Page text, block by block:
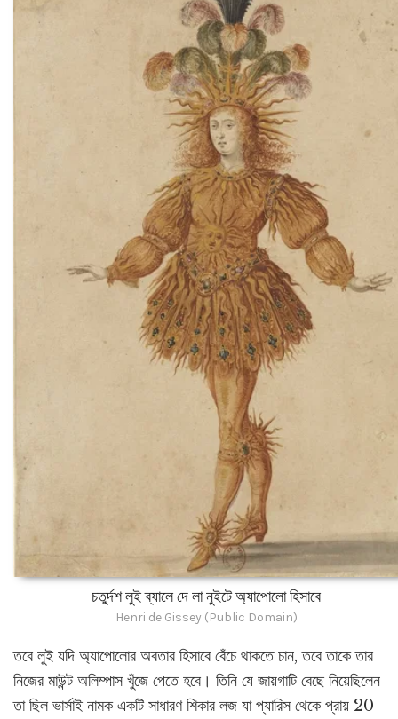
চতুর্দশ লুই ব্যালে দে লা নুইটে অ্যাপোলো হিসাবে
Henri de Gissey (Public Domain)
তবে লুই যদি অ্যাপোলোর অবতার হিসাবে বেঁচে থাকতে চান, তবে তাকে তার
নিজের মাউন্ট অলিম্পাস খুঁজে পেতে হবে। তিনি যে জায়গাটি বেছে নিয়েছিলেন
তা ছিল ভার্সাই নামক একটি সাধারণ শিকার লজ যা প্যারিস থেকে প্রায় 20